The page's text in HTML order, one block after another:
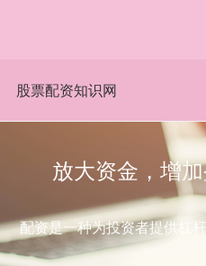
股票配资知识网
放大资金，增
配资是一种为投资者提供杠